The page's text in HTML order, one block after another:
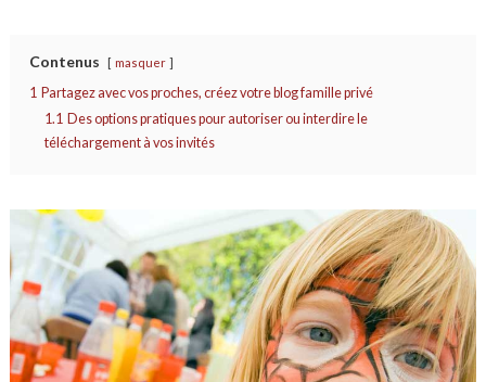
Contenus masquer
1 Partagez avec vos proches, créez votre blog famille privé
1.1 Des options pratiques pour autoriser ou interdire le
téléchargement à vos invités